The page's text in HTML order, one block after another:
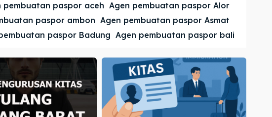
pembuatan paspor aceh Agen pembuatan paspor Alor
paspor ambon Agen pembuatan paspor Asmat
paspor Badung Agen pembuatan paspor bali